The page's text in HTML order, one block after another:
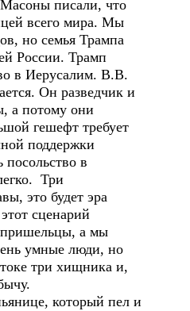
писали, что
всего мира. Мы
но семья Трампа
России. Трамп
в Иерусалим. В.В.
Он разведчик и
а потому они
гешефт требует
поддержки
в
Три
это будет эра
сценарий
а мы
умные люди, но
три хищника и,
который пел и